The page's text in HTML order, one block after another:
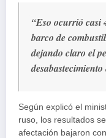
“Eso ocurrió casi
barco de
dejando claro el
Según explicó el
ruso, los resultados
afectación bajaron